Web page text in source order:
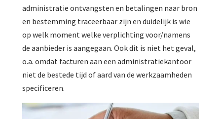
administratie ontvangsten en betalingen naar bron
en bestemming traceerbaar zijn en duidelijk is wie
op welk moment welke verplichting voor/namens
de aanbieder is aangegaan. Ook dit is niet het geval,
o.a. omdat facturen aan een administratiekantoor
niet de bestede tijd of aard van de werkzaamheden
specificeren.